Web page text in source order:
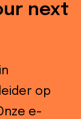
next
op
e-